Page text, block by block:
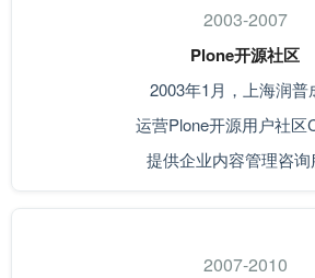
2003-2007
Plone开源社区
2003年1月，上海润普
运营Plone开源用户社区
提供企业内容管理咨询
2007-2010